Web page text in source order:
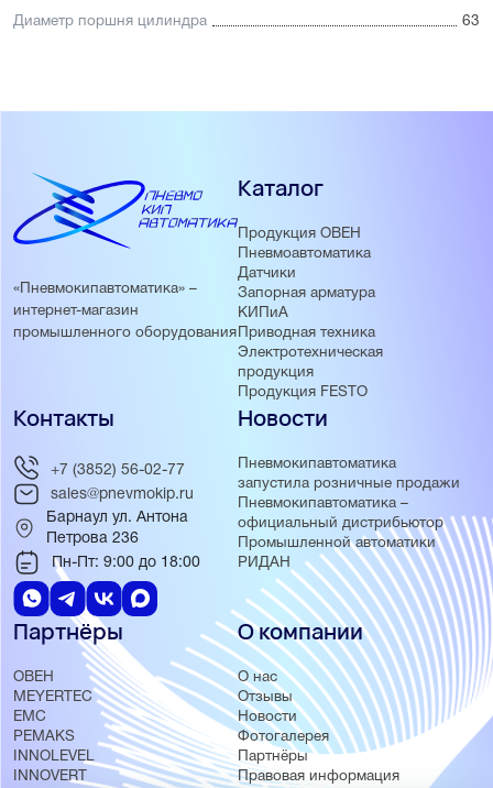
Диаметр поршня цилиндра 63
«Пневмокипавтоматика» –
интернет-магазин
промышленного оборудования
Каталог
Продукция ОВЕН
Пневмоавтоматика
Датчики
Запорная арматура
КИПиА
Приводная техника
Электротехническая
продукция
Продукция FESTO
Новости
Пневмокипавтоматика
запустила розничные продажи
Пневмокипавтоматика –
официальный дистрибьютор
Промышленной автоматики
РИДАН
Партнёры
ОВЕН
MEYERTEC
EMC
PEMAKS
INNOLEVEL
INNOVERT
О компании
О нас
Отзывы
Новости
Фотогалерея
Партнёры
Правовая информация
Контакты
+7 (3852) 56-02-77
sales@pnevmokip.ru
Барнаул ул. Антона
Петрова 236
Пн-Пт: 9:00 до 18:00